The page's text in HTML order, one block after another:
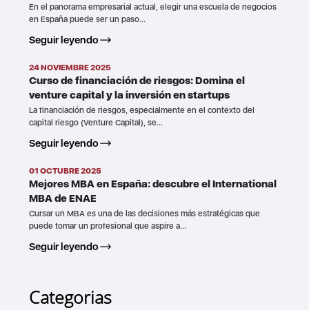
En el panorama empresarial actual, elegir una escuela de negocios
en España puede ser un paso...
Seguir leyendo
24 NOVIEMBRE 2025
Curso de financiación de riesgos: Domina el
venture capital y la inversión en startups
La financiación de riesgos, especialmente en el contexto del
capital riesgo (Venture Capital), se...
Seguir leyendo
01 OCTUBRE 2025
Mejores MBA en España: descubre el International
MBA de ENAE
Cursar un MBA es una de las decisiones más estratégicas que
puede tomar un profesional que aspire a...
Seguir leyendo
Categorias